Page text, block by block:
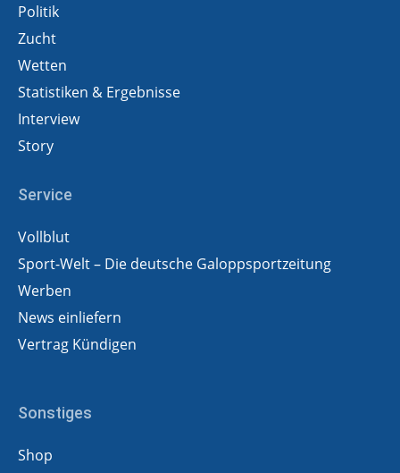
Politik
Zucht
Wetten
Statistiken & Ergebnisse
Interview
Story
Service
Vollblut
Sport-Welt – Die deutsche Galoppsportzeitung
Werben
News einliefern
Vertrag Kündigen
Sonstiges
Shop